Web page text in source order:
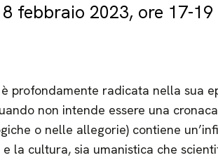
febbraio 2023, ore 17-
profondamente radicata nella sua
non intende essere una
o nelle allegorie) contiene
la cultura, sia umanistica che